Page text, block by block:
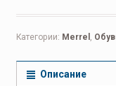
Категории: Merrel ,
Повседневные
Описание